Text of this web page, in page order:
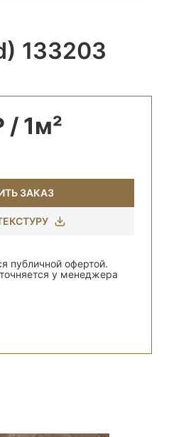
133203
/ 1м²
ЗАКАЗ
публичной офертой.
у менеджера